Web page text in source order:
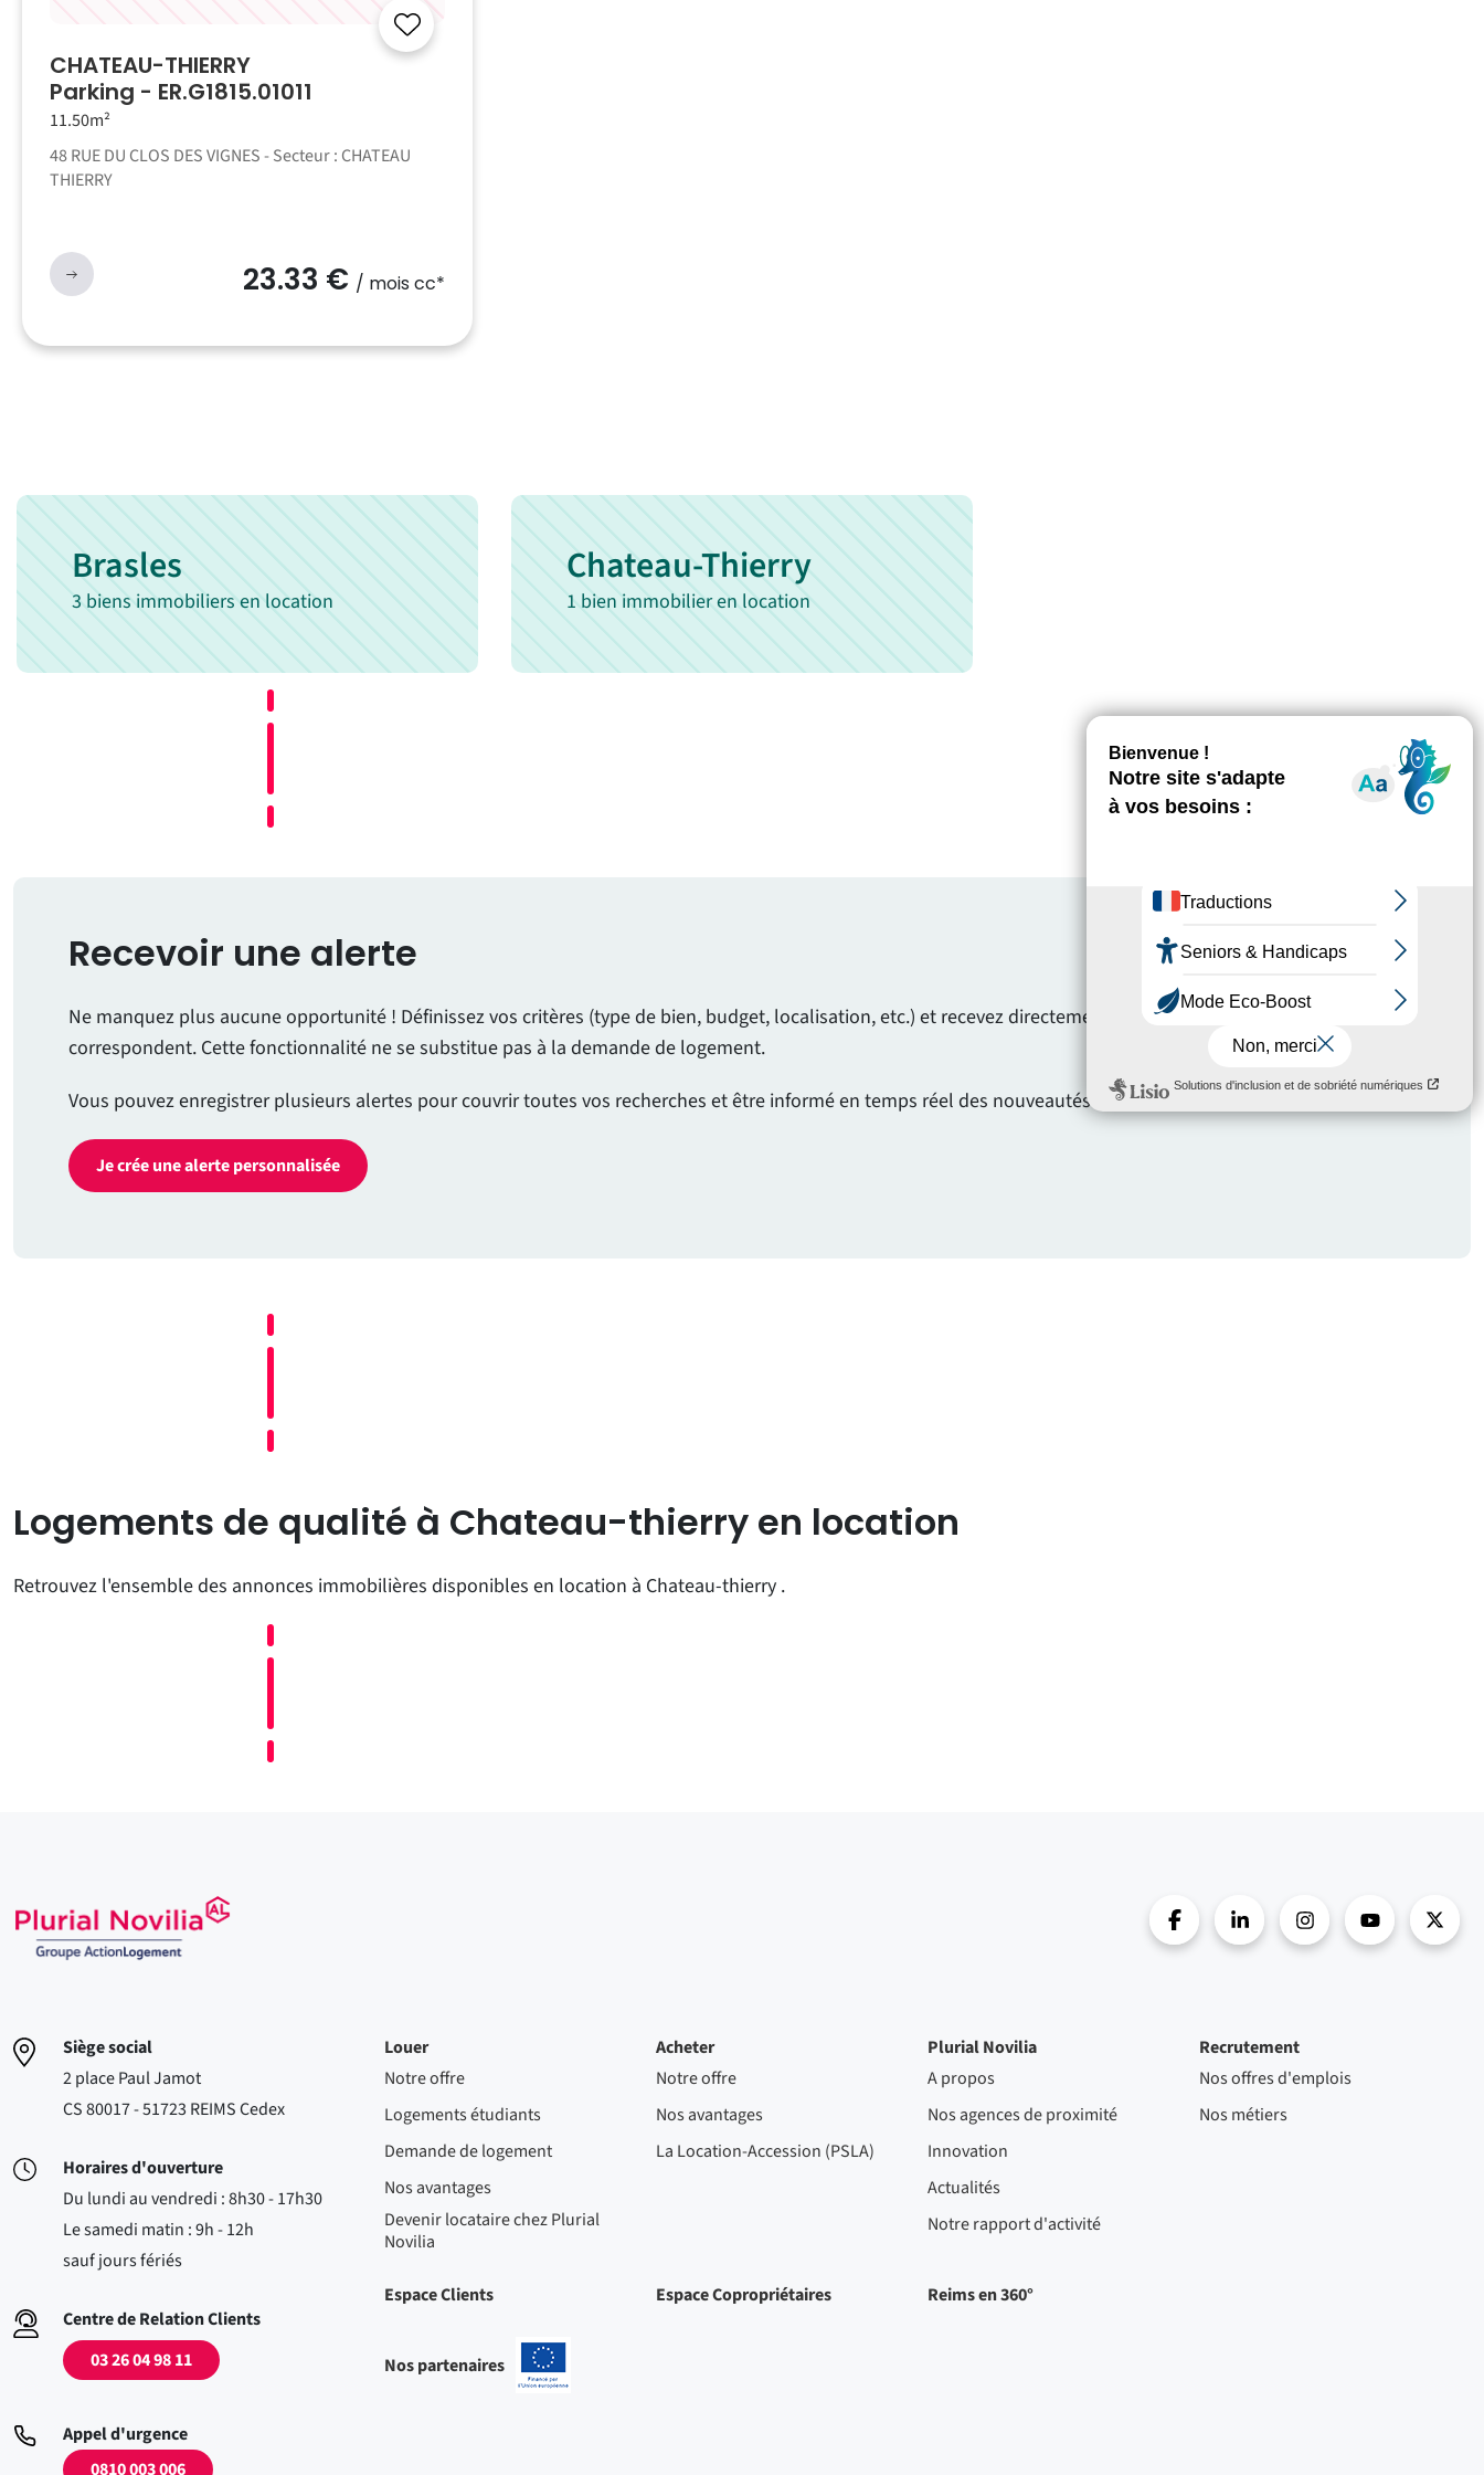
CHATEAU-THIERRY
Parking - ER.G1815.01011
11.50m²
48 RUE DU CLOS DES VIGNES - Secteur : CHATEAU
THIERRY
23.33 € / mois cc*
Brasles
3 biens immobiliers en location
Chateau-Thierry
1 bien immobilier en location
Recevoir une alerte
Ne manquez plus aucune opportunité ! Définissez vos critères (type de bien, budget, localisation, etc.) et recevez directement les annonces qui vous
correspondent. Cette fonctionnalité ne se substitue pas à la demande de logement.
Vous pouvez enregistrer plusieurs alertes pour couvrir toutes vos recherches et être informé en temps réel des nouveautés qui vous intéressent.
Je crée une alerte personnalisée
Logements de qualité à Chateau-thierry en location
Retrouvez l'ensemble des annonces immobilières disponibles en location à Chateau-thierry .
Siège social
2 place Paul Jamot
CS 80017 - 51723 REIMS Cedex
Horaires d'ouverture
Du lundi au vendredi : 8h30 - 17h30
Le samedi matin : 9h - 12h
sauf jours fériés
Centre de Relation Clients
03 26 04 98 11
Appel d'urgence
0810 003 006
Louer
Notre offre
Logements étudiants
Demande de logement
Nos avantages
Devenir locataire chez Plurial
Novilia
Acheter
Notre offre
Nos avantages
La Location-Accession (PSLA)
Plurial Novilia
A propos
Nos agences de proximité
Innovation
Actualités
Notre rapport d'activité
Recrutement
Nos offres d'emplois
Nos métiers
Espace Clients Espace Copropriétaires Reims en 360°
Nos partenaires
Projets